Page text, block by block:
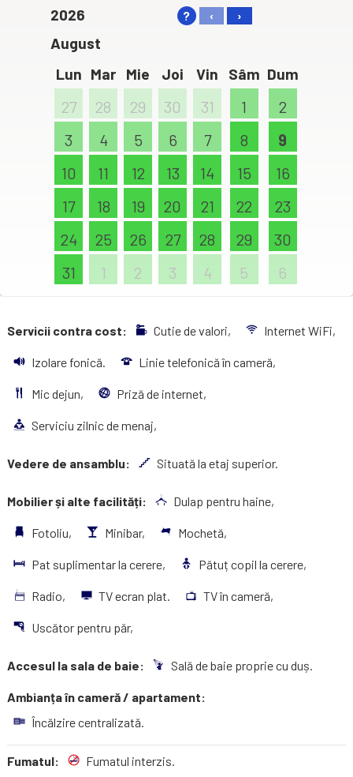
2026
August
? ‹ ›
Lun Mar Mie Joi Vin Sâm Dum
27 28 29 30 31 1
2
3
4 5 6 7 8
9
10
11 12 13 14 15
16
17
18 19 20 21 22
23
24
25 26 27 28 29
30
31
1 2 3 4 5 6
Servicii contra cost: Cutie de valori, Internet WiFi,
Izolare fonică. Linie telefonică în cameră,
Mic dejun, Priză de internet,
Serviciu zilnic de menaj,
Vedere de ansamblu: Situată la etaj superior.
Mobilier și alte facilități: Dulap pentru haine,
Fotoliu, Minibar, Mochetă,
Pat suplimentar la cerere, Pătuț copil la cerere,
Radio, TV ecran plat. TV în cameră,
Uscător pentru păr,
Accesul la sala de baie: Sală de baie proprie cu duș.
Ambianța în cameră / apartament:
Încălzire centralizată.
Fumatul: Fumatul interzis.